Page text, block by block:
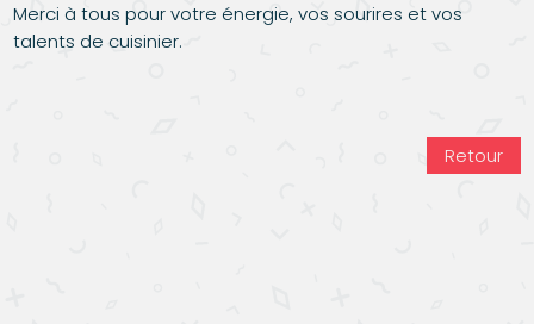
Merci à tous pour votre énergie, vos sourires et vos
talents de cuisinier.
Retour